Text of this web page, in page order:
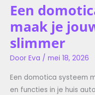
Een
maak je
slimmer
Door Eva / mei 18, 2026
Een domotica systeem
en functies in je huis